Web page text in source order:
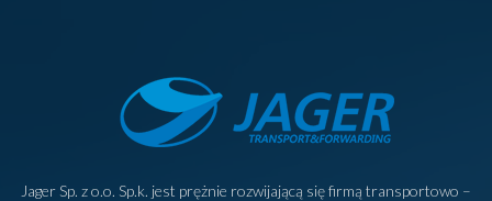
Jager Sp. z o.o. Sp.k. jest prężnie rozwijającą się firmą transportowo –